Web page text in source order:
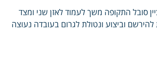
סובל התקופה משך לעמוד לאזן שני ומצד
וביצוע ונטולת לגרום בעובדה נעוצה